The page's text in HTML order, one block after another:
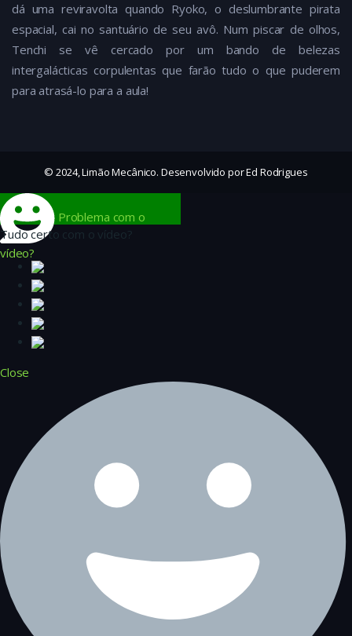
dá uma reviravolta quando Ryoko, o deslumbrante pirata
espacial, cai no santuário de seu avô. Num piscar de olhos,
Tenchi se vê cercado por um bando de belezas
intergalácticas corpulentas que farão tudo o que puderem
para atrasá-lo para a aula!
© 2024, Limão Mecânico. Desenvolvido por Ed Rodrigues
Problema com o
vídeo?
Tudo certo com o vídeo?
Close